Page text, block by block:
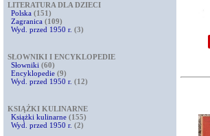
LITERATURA DLA DZIECI
Polska (151)
Zagranica (109)
Wyd. przed 1950 r. (3)
SŁOWNIKI I ENCYKLOPEDIE
Słowniki (60)
Encyklopedie (9)
Wyd. przed 1950 r. (12)
KSIĄŻKI KULINARNE
Książki kulinarne (155)
Wyd. przed 1950 r. (2)